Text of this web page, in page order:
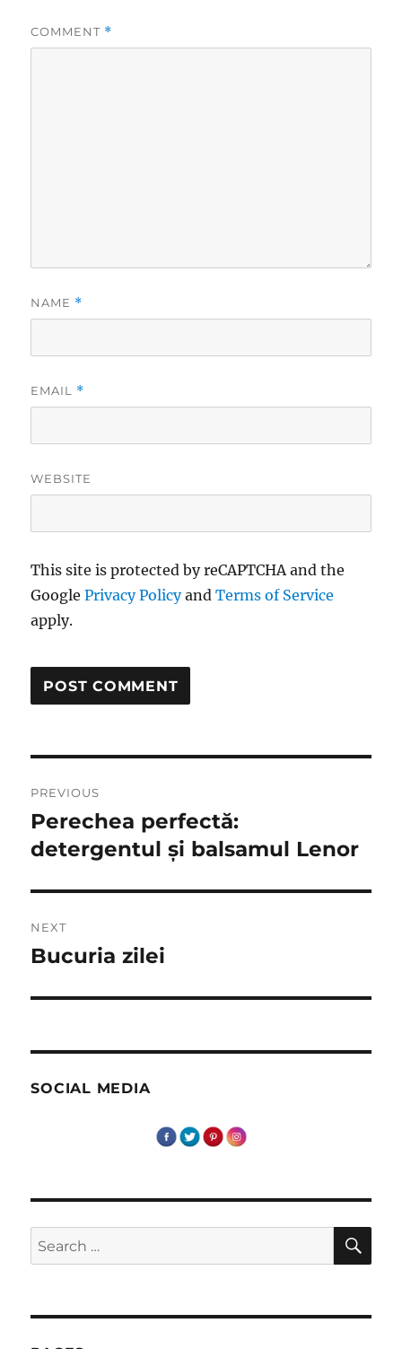
COMMENT *
NAME *
EMAIL *
WEBSITE
This site is protected by reCAPTCHA and the
GooglePrivacy PolicyandTerms of Service
apply.
navigation
PREVIOUS
Previous
post:
Perechea perfectă:
detergentul și balsamul Lenor
NEXT
Next
Bucuria zilei
SOCIAL MEDIA
Search
for: